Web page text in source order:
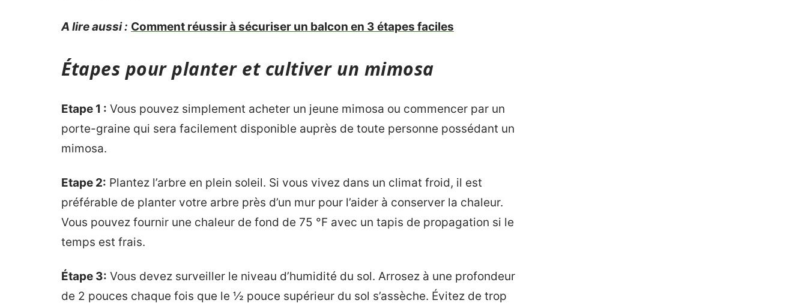
A lire aussi : Comment réussir à sécuriser un balcon en 3 étapes faciles
Étapes pour planter et cultiver un mimosa
Etape 1 : Vous pouvez simplement acheter un jeune mimosa ou commencer par un
porte-graine qui sera facilement disponible auprès de toute personne possédant un
mimosa.
Etape 2: Plantez l’arbre en plein soleil. Si vous vivez dans un climat froid, il est
préférable de planter votre arbre près d’un mur pour l’aider à conserver la chaleur.
Vous pouvez fournir une chaleur de fond de 75 °F avec un tapis de propagation si le
temps est frais.
Étape 3: Vous devez surveiller le niveau d’humidité du sol. Arrosez à une profondeur
de 2 pouces chaque fois que le ½ pouce supérieur du sol s’assèche. Évitez de trop